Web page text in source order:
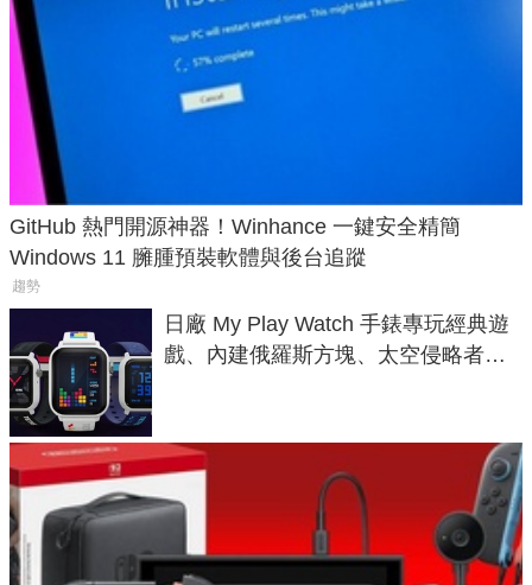
GitHub 熱門開源神器！Winhance 一鍵安全精簡
Windows 11 臃腫預裝軟體與後台追蹤
趨勢
日廠 My Play Watch 手錶專玩經典遊
戲、內建俄羅斯方塊、太空侵略者，